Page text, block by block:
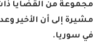
مجموعة من القضايا
مشيرة إلى أن الأخير
في سوريا.